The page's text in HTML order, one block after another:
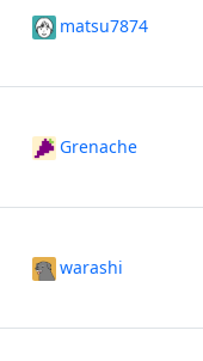
matsu7874
Grenache
warashi